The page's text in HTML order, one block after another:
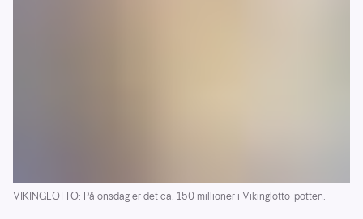
VIKINGLOTTO: På onsdag er det ca. 150 millioner i Vikinglotto-potten.